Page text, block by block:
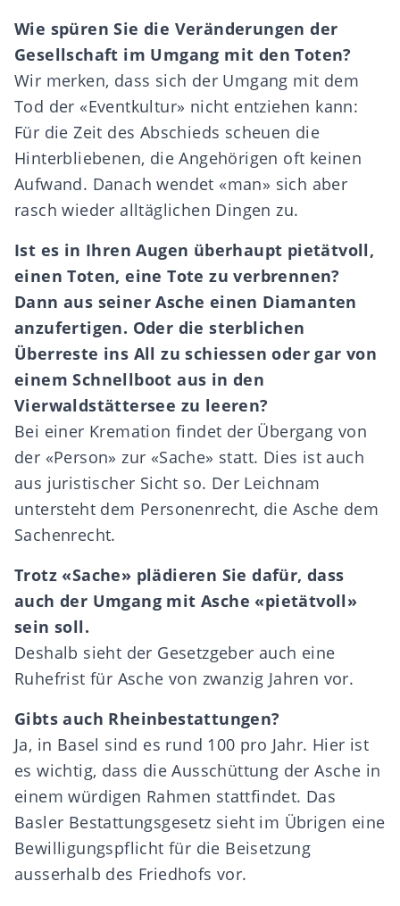
Wie spüren Sie die Veränderungen der
Gesellschaft im Umgang mit den Toten?
Wir merken, dass sich der Umgang mit dem
Tod der «Eventkultur» nicht entziehen kann:
Für die Zeit des Abschieds scheuen die
Hinterbliebenen, die Angehörigen oft keinen
Aufwand. Danach wendet «man» sich aber
rasch wieder alltäglichen Dingen zu.
Ist es in Ihren Augen überhaupt pietätvoll,
einen Toten, eine Tote zu verbrennen?
Dann aus seiner Asche einen Diamanten
anzufertigen. Oder die sterblichen
Überreste ins All zu schiessen oder gar von
einem Schnellboot aus in den
Vierwaldstättersee zu leeren?
Bei einer Kremation findet der Übergang von
der «Person» zur «Sache» statt. Dies ist auch
aus juristischer Sicht so. Der Leichnam
untersteht dem Personenrecht, die Asche dem
Sachenrecht.
Trotz «Sache» plädieren Sie dafür, dass
auch der Umgang mit Asche «pietätvoll»
sein soll.
Deshalb sieht der Gesetzgeber auch eine
Ruhefrist für Asche von zwanzig Jahren vor.
Gibts auch Rheinbestattungen?
Ja, in Basel sind es rund 100 pro Jahr. Hier ist
es wichtig, dass die Ausschüttung der Asche in
einem würdigen Rahmen stattfindet. Das
Basler Bestattungsgesetz sieht im Übrigen eine
Bewilligungspflicht für die Beisetzung
ausserhalb des Friedhofs vor.